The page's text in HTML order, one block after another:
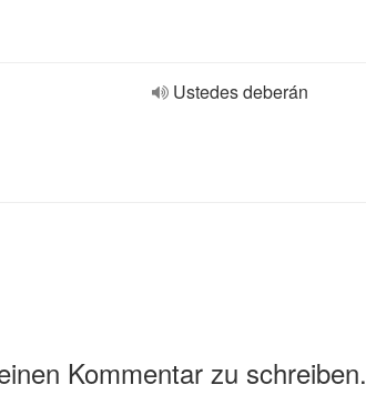
Ustedes deberán
Kommentar zu schreiben.